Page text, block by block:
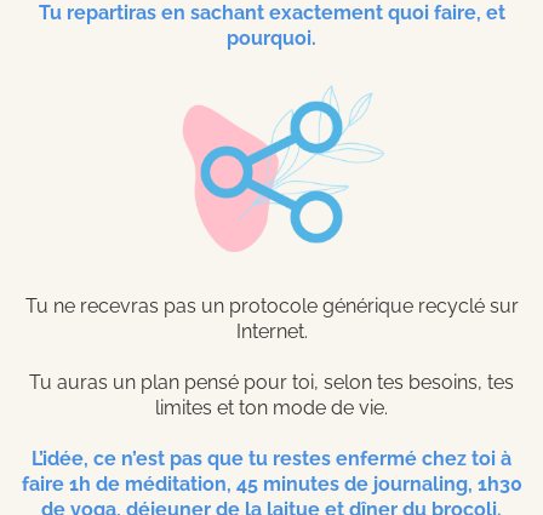
Tu repartiras en sachant exactement quoi faire, et
pourquoi.
Tu ne recevras pas un protocole générique recyclé sur
Internet.
Tu auras un plan pensé pour toi, selon tes besoins, tes
limites et ton mode de vie.
L’idée, ce n’est pas que tu restes enfermé chez toi à
faire 1h de méditation, 45 minutes de journaling, 1h30
de yoga, déjeuner de la laitue et dîner du brocoli.